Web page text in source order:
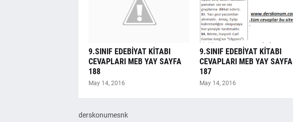
9.SINIF EDEBİYAT KİTABI
CEVAPLARI MEB YAY SAYFA
188
May 14, 2016
9.SINIF EDEBİYAT KİTABI
CEVAPLARI MEB YAY SAYFA
187
May 14, 2016
derskonumesnk